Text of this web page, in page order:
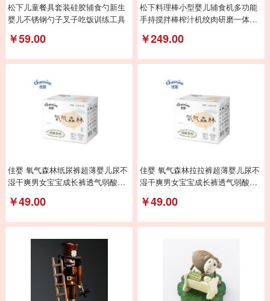
松下儿童餐具套装硅胶辅食勺新生
婴儿不锈钢勺子叉子吃饭训练工具
￥59.00
松下料理棒小型婴儿辅食机多功能
手持搅拌棒榨汁机绞肉研磨一体机
￥249.00
佳婴 氧气森林纸尿裤超薄婴儿尿不
湿干爽男女宝宝成长裤透气弱酸亲
￥49.00
佳婴 氧气森林拉拉裤超薄婴儿尿不
湿干爽男女宝宝成长裤透气弱酸亲
￥49.00